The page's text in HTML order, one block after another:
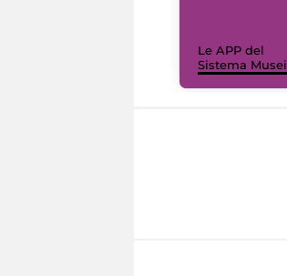
Le APP del
Sistema Musei